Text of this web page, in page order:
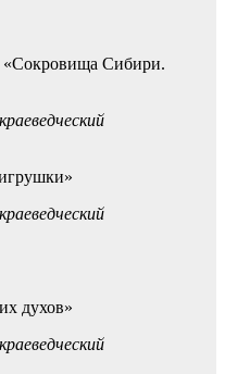
«Сокровища Сибири.
духов»